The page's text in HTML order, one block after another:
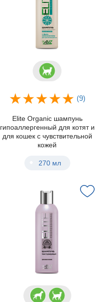
(9)
Elite Organic шампунь
гипоаллергенный для котят и
для кошек с чувствительной
кожей
270 мл